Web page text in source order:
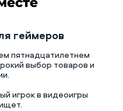
геймеров
пятнадцатилетнем
выбор товаров и
игрок в видеоигры